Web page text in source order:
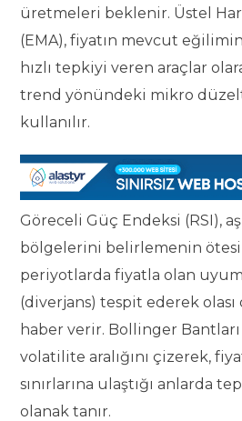
üretmeleri beklenir. Üstel
(EMA), fiyatın mevcut
hızlı tepkiyi veren araçlar
trend yönündeki mikro
kullanılır.
Göreceli Güç Endeksi (RSI),
bölgelerini belirlemenin
periyotlarda fiyatla olan
(diverjans) tespit ederek
haber verir. Bollinger Bantları
volatilite aralığını çizerek,
sınırlarına ulaştığı anlarda
olanak tanır.